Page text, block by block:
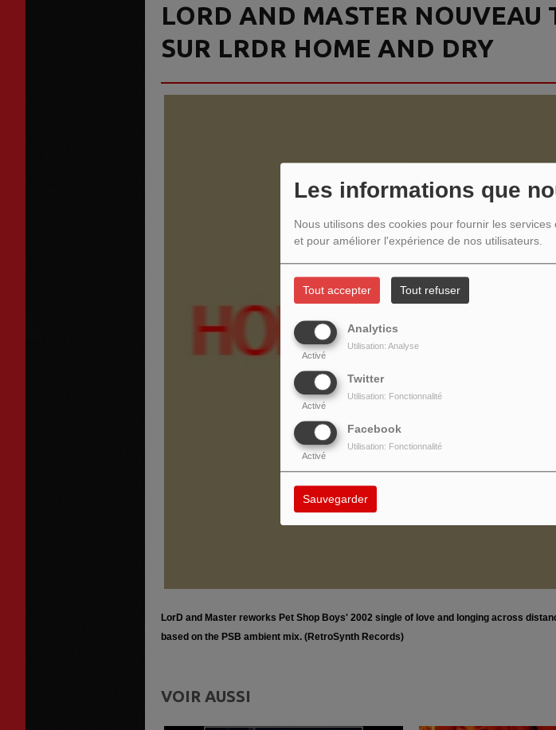
Les informations que
Nous utilisons des cookies pour fournir les
et pour améliorer l'expérience de nos utilisateurs.
Tout accepter Tout refuser
Analytics
Activé
Utilisation: Analyse
Twitter
Activé
Utilisation: Fonctionnalité
Facebook
Activé
Utilisation: Fonctionnalité
Sauvegarder
LORD AND MASTER NOUVEAU
SUR LRDR HOME AND DRY
LorD and Master reworks Pet Shop Boys' 2002 single of love and longing across
based on the PSB ambient mix. (RetroSynth Records)
VOIR AUSSI